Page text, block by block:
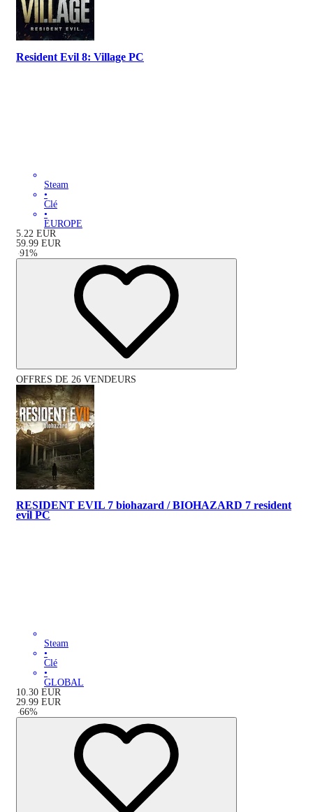
Resident Evil 8: Village PC
Steam
•
Clé
•
EUROPE
5.22 EUR
59.99 EUR
-91%
OFFRES DE 26 VENDEURS
RESIDENT EVIL 7 biohazard / BIOHAZARD 7 resident
evil PC
Steam
•
Clé
•
GLOBAL
10.30 EUR
29.99 EUR
-66%